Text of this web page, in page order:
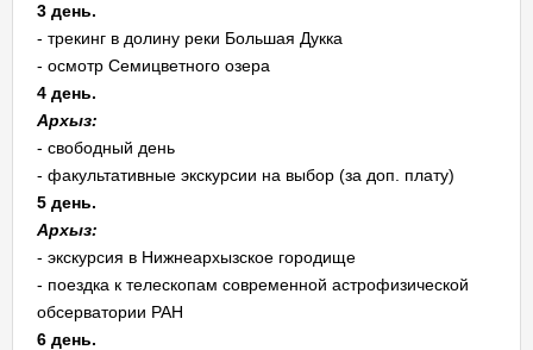
3 день.
- трекинг в долину реки Большая Дукка
- осмотр Семицветного озера
4 день.
Архыз:
- свободный день
- факультативные экскурсии на выбор (за доп. плату)
5 день.
Архыз:
- экскурсия в Нижнеархызское городище
- поездка к телескопам современной астрофизической
обсерватории РАН
6 день.